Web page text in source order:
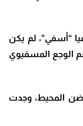
“أسفي”، لم يكن
الوجع المسفيوي
المحيط، وجدت